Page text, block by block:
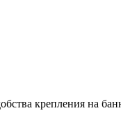
крепления на